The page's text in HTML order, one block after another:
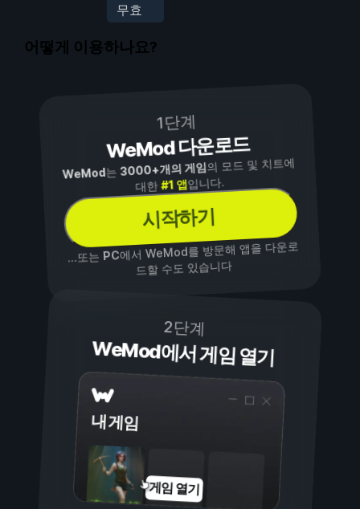
무효
어떻게 이용하나요?
1단계
WeMod 다운로드
WeMod는3000+개의 게임의 모드 및 치트에
대한#1 앱입니다.
시작하기
...또는PC에서 WeMod를 방문해 앱을 다운로
드할 수도 있습니다
2단계
WeMod에서 게임 열기
내 게임
게임 열기